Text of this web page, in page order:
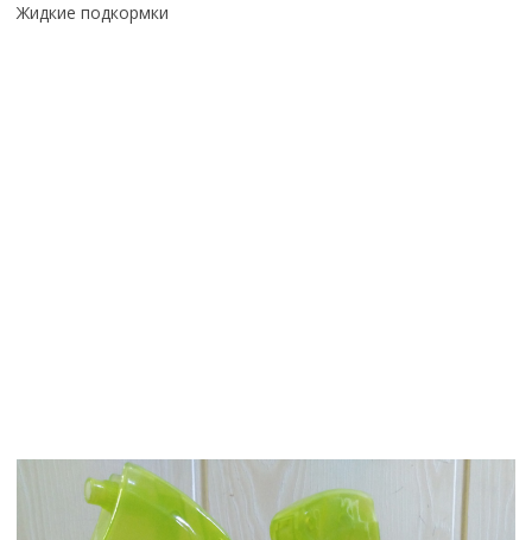
Жидкие подкормки